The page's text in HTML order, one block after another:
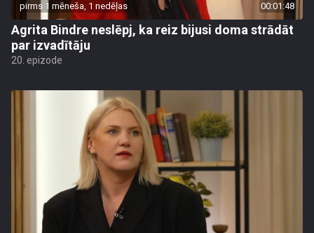
pirms 1 mēneša, 1 nedēļas 00:01:48
Agrita Bindre neslēpj, ka reiz bijusi doma strādāt
par izvadītāju
20. epizode